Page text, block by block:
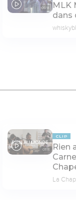
05:14
MLK
dans
07:11
CLIP
Rien
La